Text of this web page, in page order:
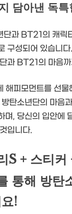
담아낸 독특
과 BT21의 캐릭
구성되어 있습니
과 BT21의 마음
피모먼트를 선물
탄소년단의 마음
며, 당신의 입안에
입니다.
S + 스티커
통해 방탄
!